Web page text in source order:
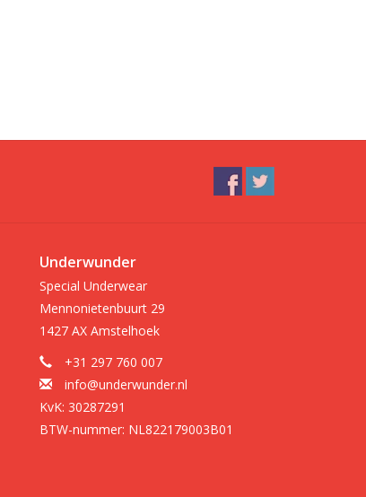
Underwunder
Special Underwear
Mennonietenbuurt 29
1427 AX Amstelhoek
+31 297 760 007
info@underwunder.nl
KvK: 30287291
BTW-nummer: NL822179003B01